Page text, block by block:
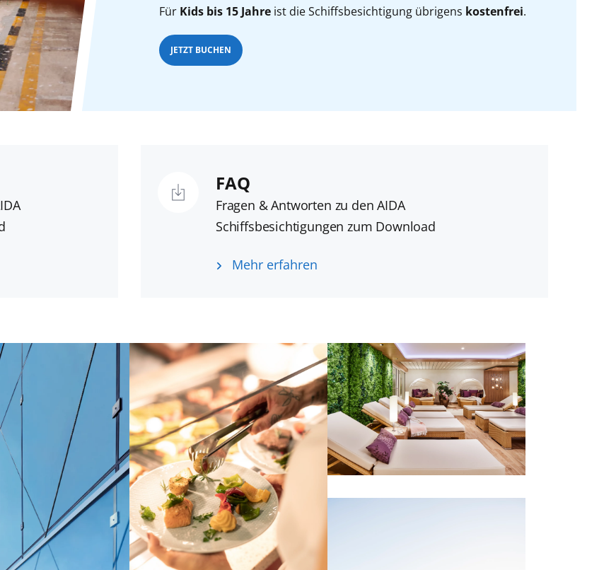
Für Kids bis 15 Jahre ist die Schiffsbesichtigung übrigens kostenfrei.
JETZT BUCHEN
FAQ
Fragen & Antworten zu den AIDA
Schiffsbesichtigungen zum Download
Mehr erfahren